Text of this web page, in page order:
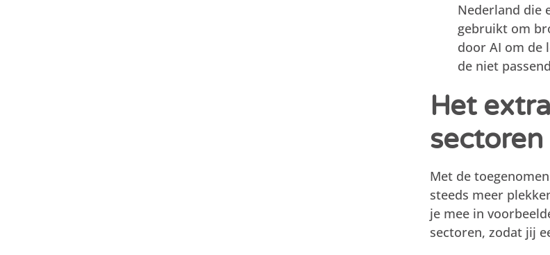
Nederland die
gebruikt om
door AI om de
de niet
Het
sectoren
Met de
steeds meer
je mee in
sectoren, zodat jij